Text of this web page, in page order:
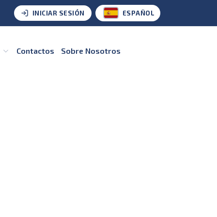
INICIAR SESIÓN ESPAÑOL
Contactos Sobre Nosotros